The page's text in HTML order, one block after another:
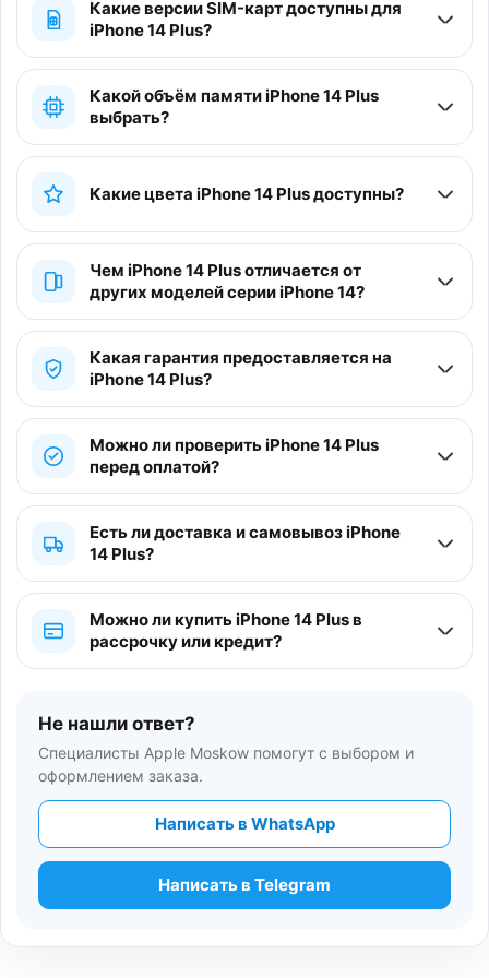
Какие версии SIM-карт доступны для
iPhone 14 Plus?
Какой объём памяти iPhone 14 Plus
выбрать?
Какие цвета iPhone 14 Plus доступны?
Чем iPhone 14 Plus отличается от
других моделей серии iPhone 14?
Какая гарантия предоставляется на
iPhone 14 Plus?
Можно ли проверить iPhone 14 Plus
перед оплатой?
Есть ли доставка и самовывоз iPhone
14 Plus?
Можно ли купить iPhone 14 Plus в
рассрочку или кредит?
Не нашли ответ?
Специалисты Apple Moskow помогут с выбором и
оформлением заказа.
Написать в WhatsApp
Написать в Telegram